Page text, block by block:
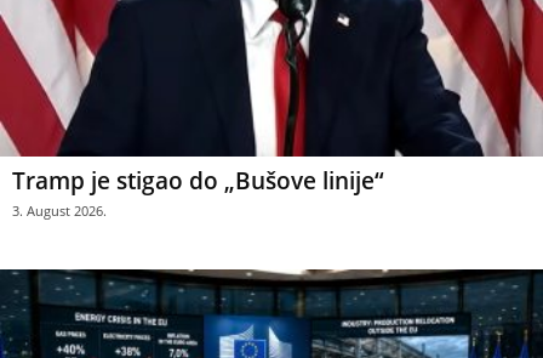
Tramp je stigao do „Bušove linije“
3. August 2026.